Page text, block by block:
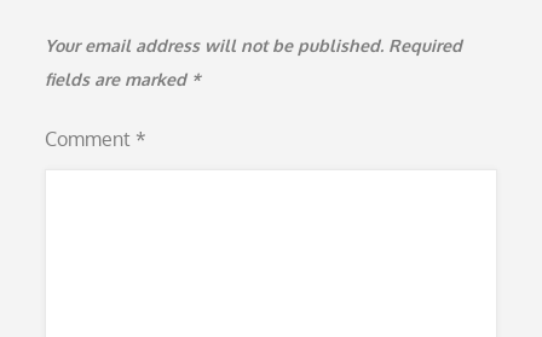
Your email address will not be published. Required
fields are marked *
Comment *